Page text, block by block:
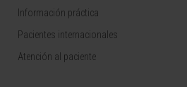
Información práctica
Pacientes internacionales
Atención al paciente